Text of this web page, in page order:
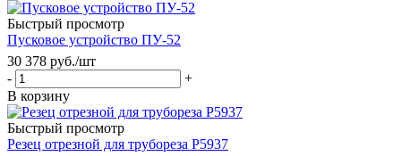
Быстрый просмотр
Пусковое устройство ПУ-52
30 378 руб./шт
-
+
В корзину
Быстрый просмотр
Резец отрезной для трубореза Р5937